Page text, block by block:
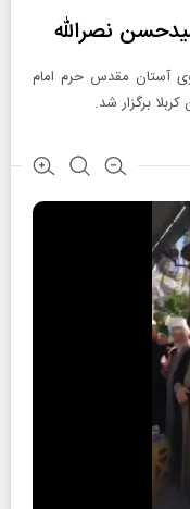
نصرالله
آستان مقدس حرم امام
برگزار شد.